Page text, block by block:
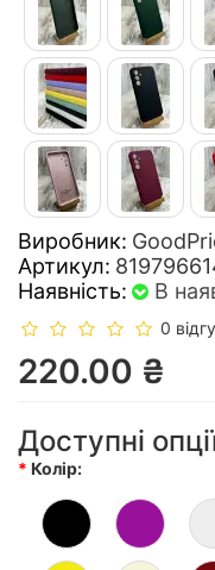
Виробник:
Артикул:
Наявність:
В
0
220.00 ₴
Доступні
Колір: